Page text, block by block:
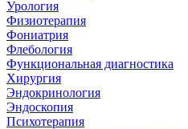
Урология
Физиотерапия
Фониатрия
Флебология
Функциональная диагностика
Хирургия
Эндокринология
Эндоскопия
Психотерапия